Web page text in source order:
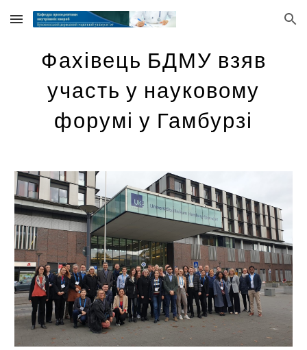
Skip to main content Skip to navigation
Фахівець БДМУ взяв
участь у науковому
форумі у Гамбурзі